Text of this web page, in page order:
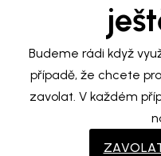
Budeme rádi když
případě, že chcete
zavolat. V každém